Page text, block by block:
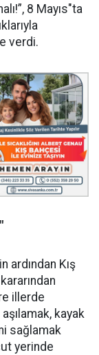
8 Mayıs"ta
verdi.
ardından Kış
illerde
kayak
sağlamak
yerinde